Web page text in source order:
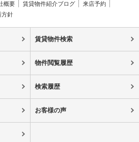
概要 賃貸物件紹介ブログ
来店予約
方針
賃貸物件検索
物件閲覧履歴
検索履歴
お客様の声